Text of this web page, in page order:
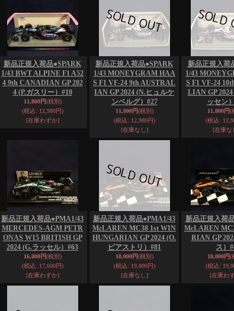
新品正規入荷品●SPARK
1/43 BWT ALPINE F1 A52
4 9th CANADIAN GP 202
4 (P.ガスリー）#10
11,800円(税別)
(税込: 12,980円)
[在庫わずか]
新品正規入荷品●SPARK
1/43 MONEYGRAM HAA
S F1 VF-24 9th AUSTRAL
IAN GP 2024 (N.ヒュルケ
ンベルグ）#27
11,800円(税別)
(税込: 12,980円)
[在庫なし]
新品正規入荷
1/43
S F1 VF-24
LIAN GP
ッセン
11,800円(
(税込:
[在庫な
新品正規入荷品●PMA1/43
MERCEDES-AGM PETR
ONAS W15 BRITISH GP
2024 (G.ラッセル）#63
16,000円(税別)
(税込: 17,600円)
[在庫わずか]
新品正規入荷品●PMA1/43
McLAREN MC38 1st WIN
HUNGARIAN GP 2024 (O.
ピアストリ）#81
18,000円(税別)
(税込: 19,800円)
[在庫なし]
新品正規入荷
McLAREN
RIAN GP
ス）
18,000円(
(税込:
[在庫わ